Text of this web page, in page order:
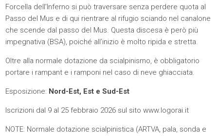
Forcella dell’Inferno si può traversare senza perdere quota al
Passo del Mus e di qui rientrare al rifugio sciando nel canalone
che scende dal passo del Mus. Questa discesa è però più
impegnativa (BSA), poiché all’inizio è molto ripida e stretta.
Oltre alla normale dotazione da scialpinismo, è obbligatorio
portare i rampant e i ramponi nel caso di neve ghiacciata.
Esposizione: Nord-Est, Est e Sud-Est
Iscrizioni dal 9 al 25 febbraio 2026 sul sitowww.logorai.it
NOTE: Normale dotazione scialpinistica (ARTVA, pala, sonda e